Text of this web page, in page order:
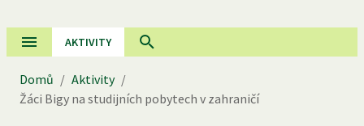
AKTIVITY
Domů / Aktivity /
Žáci Bigy na studijních pobytech v zahraničí